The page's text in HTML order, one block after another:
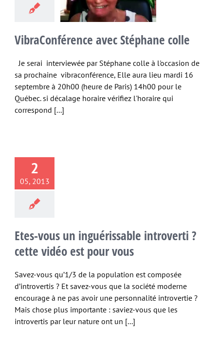
VibraConférence avec Stéphane colle
Je serai interviewée par Stéphane colle à l'occasion de
sa prochaine vibraconférence, Elle aura lieu mardi 16
septembre à 20h00 (heure de Paris) 14h00 pour le
Québec. si décalage horaire vérifiez l'horaire qui
correspond [...]
2
05, 2013
Etes-vous un inguérissable introverti ?
cette vidéo est pour vous
Savez-vous qu’1/3 de la population est composée
d’introvertis ? Et savez-vous que la société moderne
encourage à ne pas avoir une personnalité introvertie ?
Mais chose plus importante : saviez-vous que les
introvertis par leur nature ont un [...]